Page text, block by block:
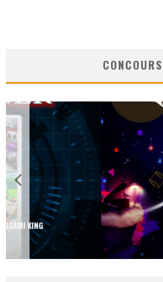
CONCOURS
CONCOURS : DREAMS
Carlos Mühlig